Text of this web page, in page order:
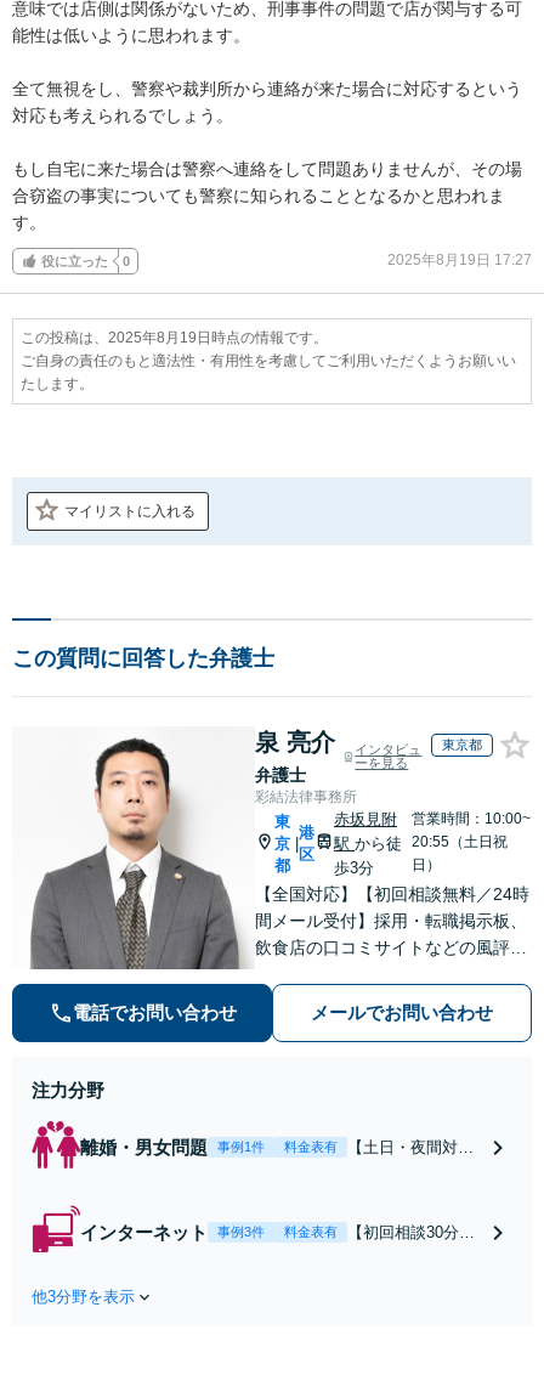
意味では店側は関係がないため、刑事事件の問題で店が関与する可
能性は低いように思われます。
全て無視をし、警察や裁判所から連絡が来た場合に対応するという
対応も考えられるでしょう。
もし自宅に来た場合は警察へ連絡をして問題ありませんが、その場
合窃盗の事実についても警察に知られることとなるかと思われま
す。
役に立った 0 2025年8月19日 17:27
この投稿は、2025年8月19日時点の情報です。
ご自身の責任のもと適法性・有用性を考慮してご利用いただくようお願いい
たします。
マイリストに入れる
この質問に回答した弁護士
泉 亮介
弁護士
インタビュ
ーを見る
東京都
彩結法律事務所
東
京
都
港
区
赤坂見附
駅 から徒
歩3分
営業時間：10:00~
20:55（土日祝
日）
【全国対応】【初回相談無料／24時
間メール受付】採用・転職掲示板、
飲食店の口コミサイトなどの風評被
の種類を問わず相談可。可能な限り
早期対応で駆けつけサポート【労
電話でお問い合わせ メールでお問い合わせ
注力分野
離婚・男女問題 事例1件 料金表有
【土日・夜間対応
れたら、サインす
インターネット 事例3件 料金表有
【初回相談30分無
他3分野を表示